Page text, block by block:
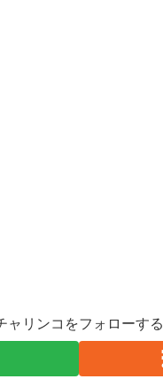
ャリンコをフォローする